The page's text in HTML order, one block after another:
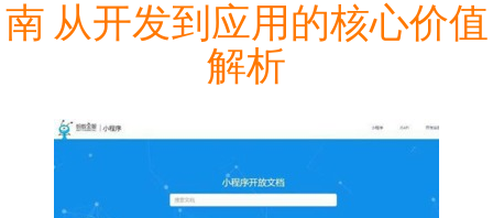
南 从开发到应用的核心价值
解析